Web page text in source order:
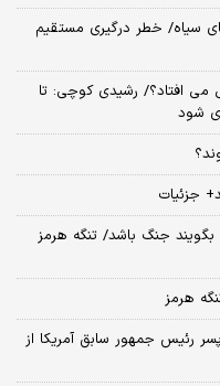
سیاه/ خطر درگیری مستقیم
می افتاد؟/ رشیدی کوچی: تا
شود
جزئیات
جنگ باشد/ تنگه هرمز
هرمز
رئیس جمهور سابق آمریکا از